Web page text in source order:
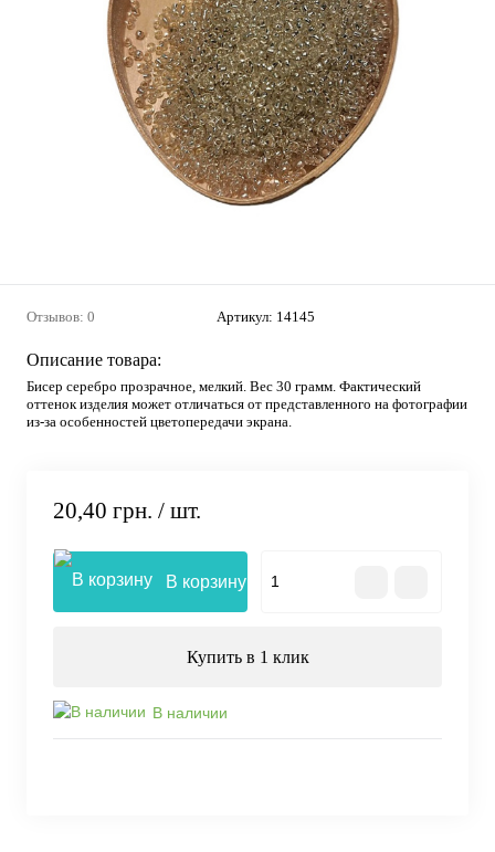
Отзывов: 0 Артикул: 14145
Описание товара:
Бисер серебро прозрачное, мелкий. Вес 30 грамм. Фактический
оттенок изделия может отличаться от представленного на фотографии
из-за особенностей цветопередачи экрана.
20,40 грн. / шт.
В корзину
Купить в 1 клик
В наличии